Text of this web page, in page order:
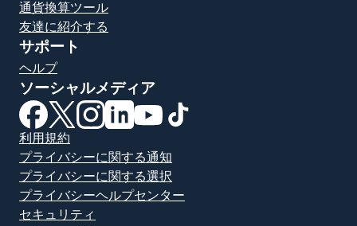
通貨換算ツール
友達に紹介する
サポート
ヘルプ
ソーシャルメディア
（別ウィンドウで開きます）
（別ウィンドウで開きます）
（別ウィンドウで開きます）
（別ウィンドウで開きます）
（別ウィンドウで開きます）
利用規約
プライバシーに関する通知
プライバシーに関する選択
プライバシーヘルプセンター
セキュリティ